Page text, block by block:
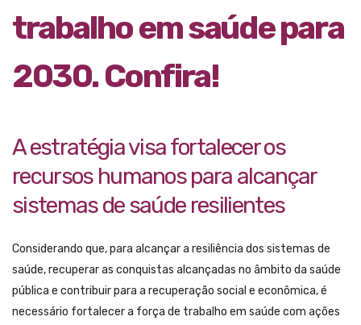
trabalho em saúde para
2030. Confira!
A estratégia visa fortalecer os
recursos humanos para alcançar
sistemas de saúde resilientes
Considerando que, para alcançar a resiliência dos sistemas de
saúde, recuperar as conquistas alcançadas no âmbito da saúde
pública e contribuir para a recuperação social e econômica, é
necessário fortalecer a força de trabalho em saúde com ações